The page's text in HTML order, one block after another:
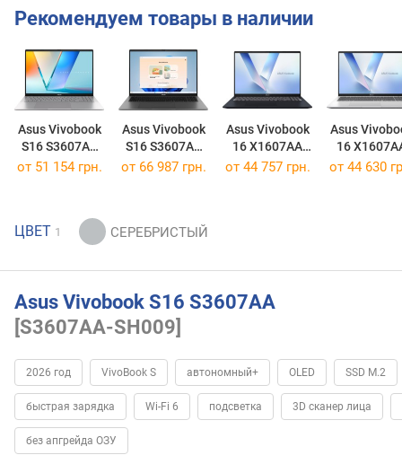
Рекомендуем товары в наличии
Asus Vivobook
S16 S3607AA
[S3607AA-SH025W]
Asus Vivobook
S16 S3607AA
[S3607AA-SH035W]
Asus Vivobook
16 X1607AA
[X1607AA-MB009W]
Asus
16
[X1607AA-
от 51 154 грн. от 66 987 грн. от 44 757 грн. от 44 630
ЦВЕТ 1
Asus Vivobook S16 S3607AA
[S3607AA-SH009]
2026 год VivoBook S автономный+ OLED SSD M.2
быстрая зарядка Wi-Fi 6 подсветка 3D сканер лица
без апгрейда ОЗУ